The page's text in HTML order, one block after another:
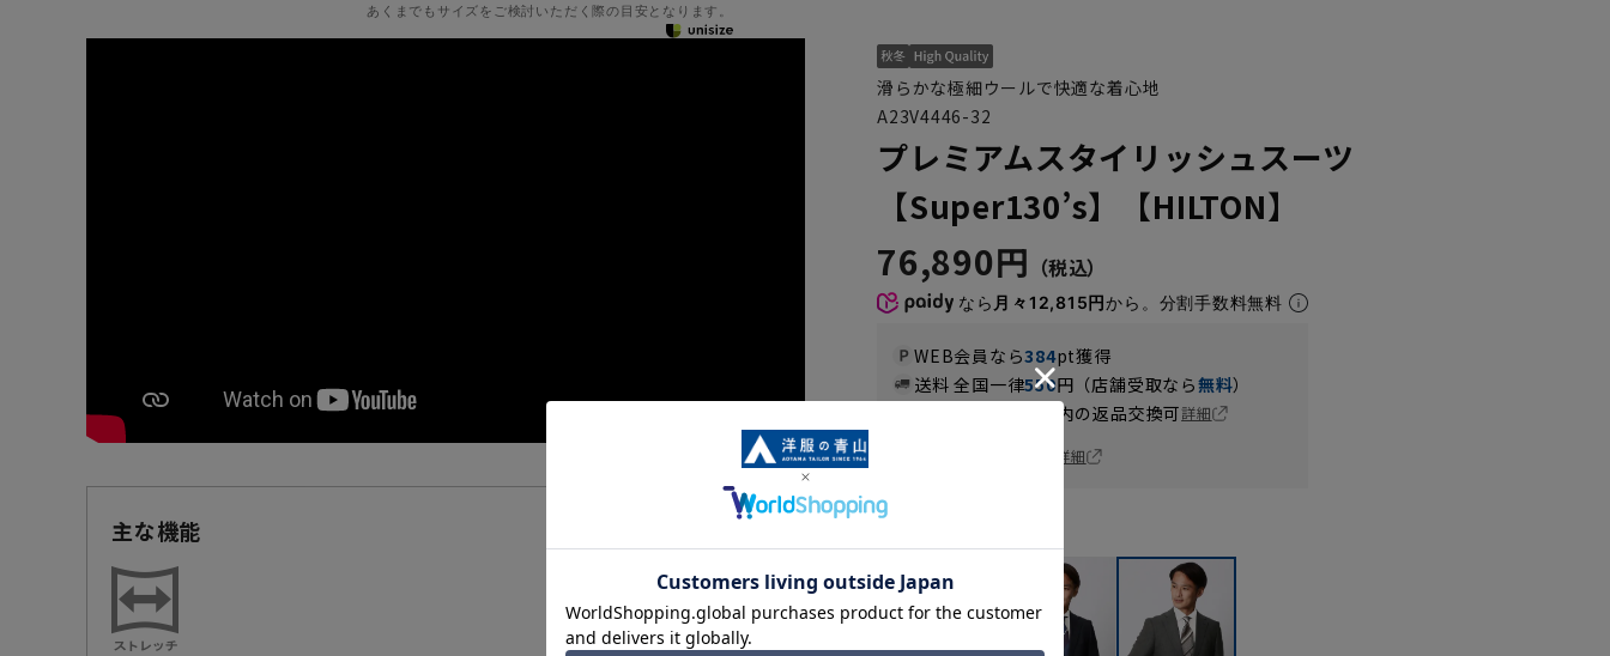
あくまでもサイズをご検討いただく際の目安となります。
主な機能
滑らかな極細ウールで快適な着心地
A23V4446-32
プレミアムスタイリッシュスーツ
【Super130’s】【HILTON】
76,890円
なら 月々12,815円から。分割手数料無料
WEB会員なら384pt獲得
送料 全国一律550円（店舗受取なら無料）
日以内の返品交換可詳細
詳細